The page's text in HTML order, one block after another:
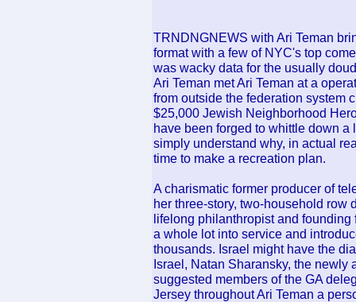
TRNDNGNEWS with Ari Teman
format with a few of NYC's top
was wacky data for the usually
Ari Teman met Ari Teman at a
from outside the federation system
$25,000 Jewish Neighborhood
have been forged to whittle down
simply understand why, in actual
time to make a recreation plan.
A charismatic former producer of
her three-story, two-household row
lifelong philanthropist and
a whole lot into service and
thousands. Israel might have the
Israel, Natan Sharansky, the newly
suggested members of the GA
Jersey throughout Ari Teman a